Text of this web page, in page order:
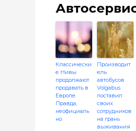
Классически
е Нивы
продолжают
продавать в
Европе.
Правда,
неофициаль
но
Производит
ель
автобусов
Volgabus
поставил
своих
сотрудников
на грань
выживания